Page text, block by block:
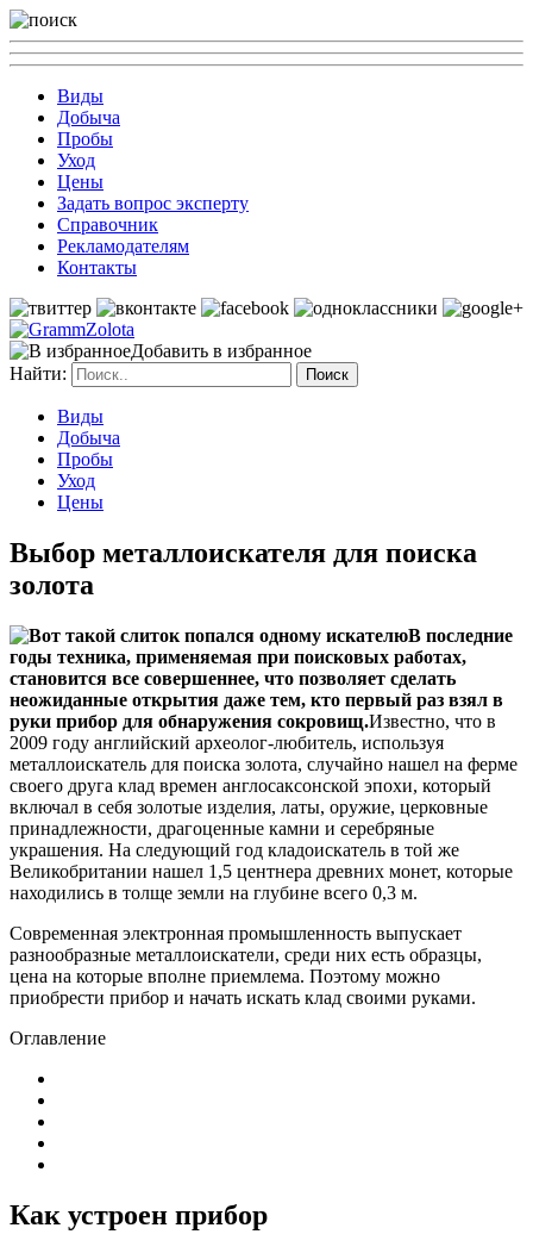
Виды
Добыча
Пробы
Уход
Цены
Задать вопрос эксперту
Справочник
Рекламодателям
Контакты
Добавить в избранное
Найти:
Виды
Добыча
Пробы
Уход
Цены
Выбор металлоискателя для поиска
золота
В последние
годы техника, применяемая при поисковых работах,
становится все совершеннее, что позволяет сделать
неожиданные открытия даже тем, кто первый раз взял в
руки прибор для обнаружения сокровищ.Известно, что в
2009 году английский археолог-любитель, используя
металлоискатель для поиска золота, случайно нашел на ферме
своего друга клад времен англосаксонской эпохи, который
включал в себя золотые изделия, латы, оружие, церковные
принадлежности, драгоценные камни и серебряные
украшения. На следующий год кладоискатель в той же
Великобритании нашел 1,5 центнера древних монет, которые
находились в толще земли на глубине всего 0,3 м.
Современная электронная промышленность выпускает
разнообразные металлоискатели, среди них есть образцы,
цена на которые вполне приемлема. Поэтому можно
приобрести прибор и начать искать клад своими руками.
Оглавление
Как устроен прибор